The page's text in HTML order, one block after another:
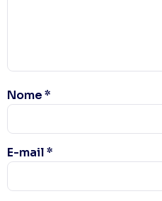
Nome*
E-mail*